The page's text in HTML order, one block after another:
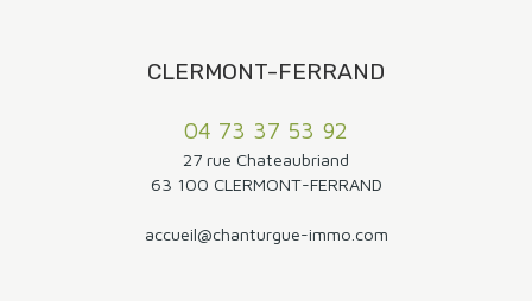
jardin clos et arboré. L'espace nuit comprend 3
(provision mensuelle avec régularisation annuelle).
Libre le 27/10/206. Vous apprécierez son
environnement résidentiel, son jardin agréable et
des personnes recherchant une vie de plain-pied.
CLERMONT-FERRAND
04 73 37 53 92
27 rue Chateaubriand
63 100 CLERMONT-FERRAND
accueil@chanturgue-immo.com